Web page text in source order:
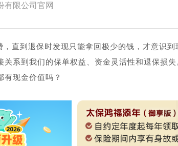
有限公司官网
直到退保时发现只能拿回极少的钱，才意识
关系到我们的保单权益、资金灵活性和退保损
有现金价值吗？